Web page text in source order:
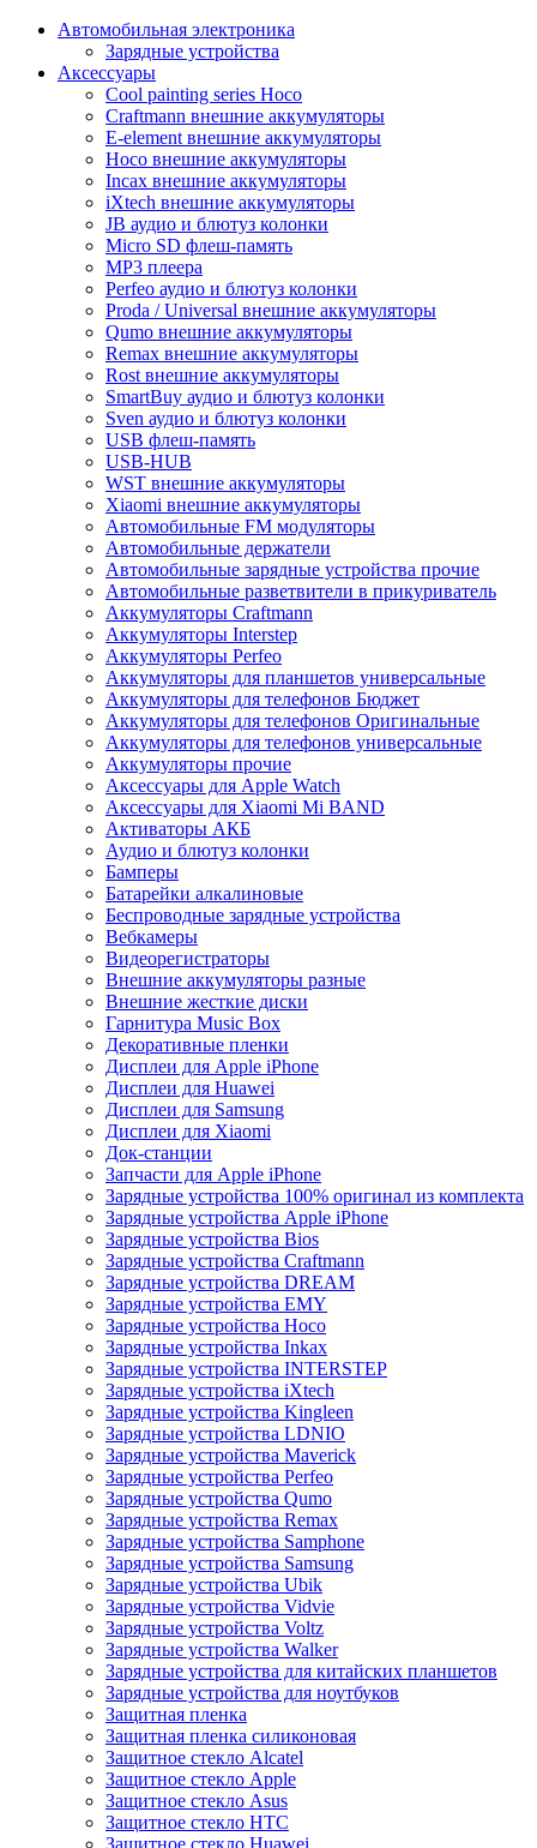
Автомобильная электроника
Зарядные устройства
Аксессуары
Cool painting series Hoco
Craftmann внешние аккумуляторы
E-element внешние аккумуляторы
Hoco внешние аккумуляторы
Incax внешние аккумуляторы
iXtech внешние аккумуляторы
JB аудио и блютуз колонки
Micro SD флеш-память
MP3 плеера
Perfeo аудио и блютуз колонки
Proda / Universal внешние аккумуляторы
Qumo внешние аккумуляторы
Remax внешние аккумуляторы
Rost внешние аккумуляторы
SmartBuy аудио и блютуз колонки
Sven аудио и блютуз колонки
USB флеш-память
USB-HUB
WST внешние аккумуляторы
Xiaomi внешние аккумуляторы
Автомобильные FM модуляторы
Автомобильные держатели
Автомобильные зарядные устройства прочие
Автомобильные разветвители в прикуриватель
Аккумуляторы Craftmann
Аккумуляторы Interstep
Аккумуляторы Perfeo
Аккумуляторы для планшетов универсальные
Аккумуляторы для телефонов Бюджет
Аккумуляторы для телефонов Оригинальные
Аккумуляторы для телефонов универсальные
Аккумуляторы прочие
Аксессуары для Apple Watch
Аксессуары для Xiaomi Mi BAND
Активаторы АКБ
Аудио и блютуз колонки
Бамперы
Батарейки алкалиновые
Беспроводные зарядные устройства
Вебкамеры
Видеорегистраторы
Внешние аккумуляторы разные
Внешние жесткие диски
Гарнитура Music Box
Декоративные пленки
Дисплеи для Apple iPhone
Дисплеи для Huawei
Дисплеи для Samsung
Дисплеи для Xiaomi
Док-станции
Запчасти для Apple iPhone
Зарядные устройства 100% оригинал из комплекта
Зарядные устройства Apple iPhone
Зарядные устройства Bios
Зарядные устройства Craftmann
Зарядные устройства DREAM
Зарядные устройства EMY
Зарядные устройства Hoco
Зарядные устройства Inkax
Зарядные устройства INTERSTEP
Зарядные устройства iXtech
Зарядные устройства Kingleen
Зарядные устройства LDNIO
Зарядные устройства Maverick
Зарядные устройства Perfeo
Зарядные устройства Qumo
Зарядные устройства Remax
Зарядные устройства Samphone
Зарядные устройства Samsung
Зарядные устройства Ubik
Зарядные устройства Vidvie
Зарядные устройства Voltz
Зарядные устройства Walker
Зарядные устройства для китайских планшетов
Зарядные устройства для ноутбуков
Защитная пленка
Защитная пленка силиконовая
Защитное стекло Alcatel
Защитное стекло Apple
Защитное стекло Asus
Защитное стекло HTC
Защитное стекло Huawei